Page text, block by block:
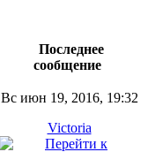
Последнее
сообщение
Вс июн 19, 2016, 19:32
Victoria